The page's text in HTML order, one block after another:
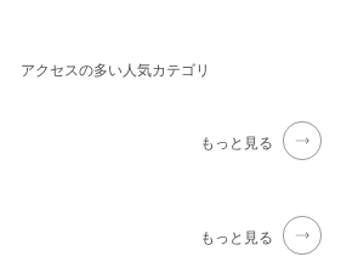
アクセスの多い人気カテゴリ
もっと見る
もっと見る